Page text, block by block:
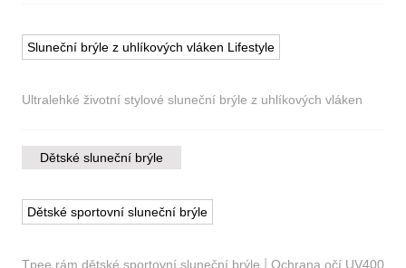
Sluneční brýle z uhlíkových vláken Lifestyle
Ultralehké životní stylové sluneční brýle z uhlíkových vláken
Dětské sluneční brýle
Dětské sportovní sluneční brýle
Tpee rám dětské sportovní sluneční brýle
Ochrana očí UV400